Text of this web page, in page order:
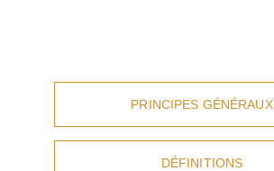
PRINCIPES GÉNÉRAUX
DÉFINITIONS